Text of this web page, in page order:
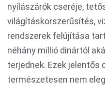
nyílászárók cseréje,
világításkorszerűsítés,
rendszerek felújítása
néhány millió dinártól
terjednek. Ezek jelentős
természetesen nem